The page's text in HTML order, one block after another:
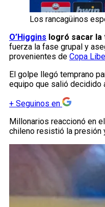
Los rancagüinos
O’Higgins logró sacar
fuerza la fase grupal y
provenientes de Copa
El golpe llegó temprano
equipo que salió decidido
+ Seguinos en
Millonarios reaccionó en
chileno resistió la presión